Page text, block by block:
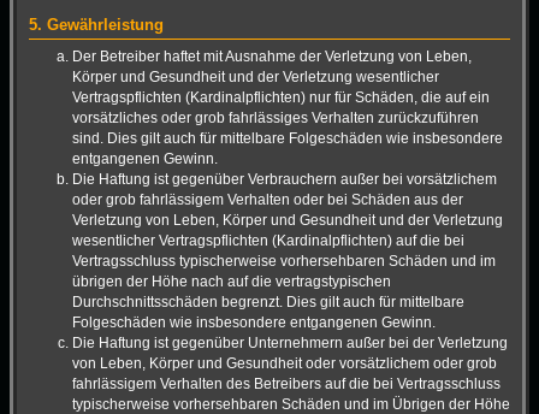
5. Gewährleistung
Der Betreiber haftet mit Ausnahme der Verletzung von Leben,
Körper und Gesundheit und der Verletzung wesentlicher
Vertragspflichten (Kardinalpflichten) nur für Schäden, die auf ein
vorsätzliches oder grob fahrlässiges Verhalten zurückzuführen
sind. Dies gilt auch für mittelbare Folgeschäden wie insbesondere
entgangenen Gewinn.
Die Haftung ist gegenüber Verbrauchern außer bei vorsätzlichem
oder grob fahrlässigem Verhalten oder bei Schäden aus der
Verletzung von Leben, Körper und Gesundheit und der Verletzung
wesentlicher Vertragspflichten (Kardinalpflichten) auf die bei
Vertragsschluss typischerweise vorhersehbaren Schäden und im
übrigen der Höhe nach auf die vertragstypischen
Durchschnittsschäden begrenzt. Dies gilt auch für mittelbare
Folgeschäden wie insbesondere entgangenen Gewinn.
Die Haftung ist gegenüber Unternehmern außer bei der Verletzung
von Leben, Körper und Gesundheit oder vorsätzlichem oder grob
fahrlässigem Verhalten des Betreibers auf die bei Vertragsschluss
typischerweise vorhersehbaren Schäden und im Übrigen der Höhe